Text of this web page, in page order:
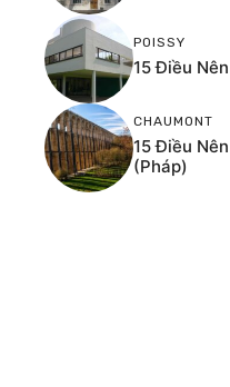
POISSY
15 Điều
CHAUMONT
15 Điều
(Pháp)